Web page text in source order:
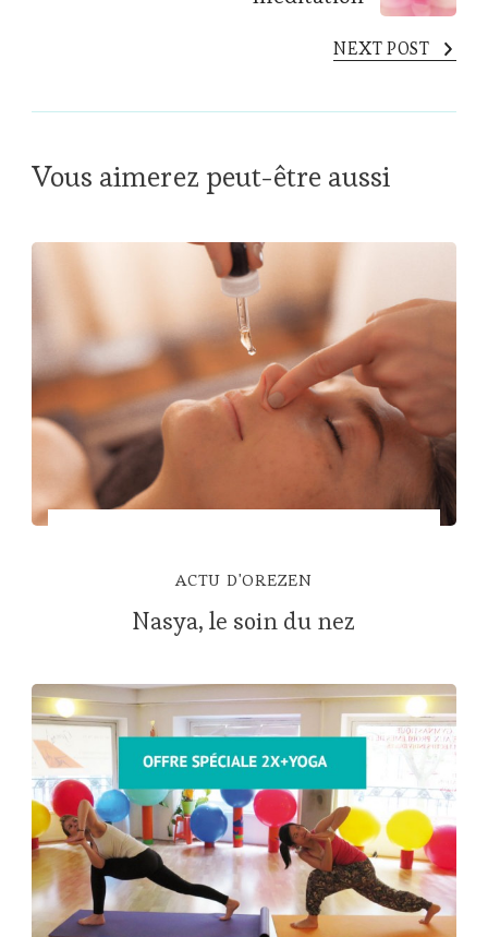
NEXT POST
Vous aimerez peut-être aussi
ACTU D'OREZEN
Nasya, le soin du nez